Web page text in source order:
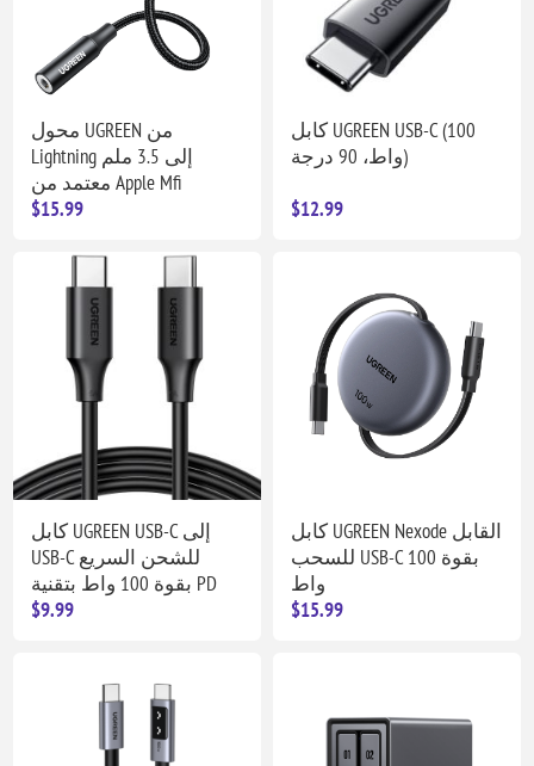
محول UGREEN من
Lightning إلى 3.5 ملم
معتمد من Apple Mfi
$15.99
كابل UGREEN USB-C (100
واط، 90 درجة)
$12.99
كابل UGREEN USB-C إلى
USB-C للشحن السريع
بقوة 100 واط بتقنية PD
$9.99
كابل UGREEN Nexode القابل
للسحب USB-C بقوة 100
واط
$15.99